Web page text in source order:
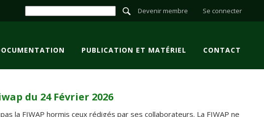
Devenir membre Se connecter
PUBLICATION ET MATÉRIEL CONTACT
du 24 Février 2026
la FIWAP hormis ceux rédigés par ses collaborateurs. La FIWAP ne